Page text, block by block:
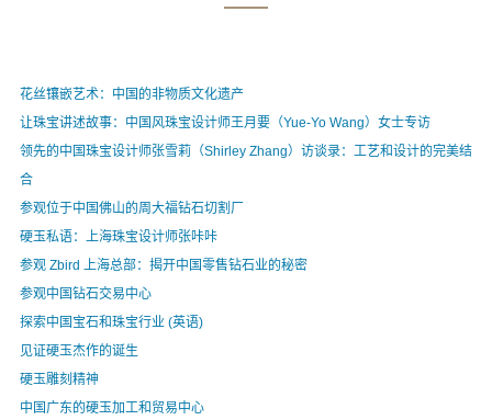
花丝镶嵌艺术：中国的非物质文化遗产
让珠宝讲述故事：中国风珠宝设计师王月要（Yue-Yo Wang）女士专访
领先的中国珠宝设计师张雪莉（Shirley Zhang）访谈录：工艺和设计的完美结
合
参观位于中国佛山的周大福钻石切割厂
硬玉私语：上海珠宝设计师张咔咔
参观 Zbird 上海总部：揭开中国零售钻石业的秘密
参观中国钻石交易中心
探索中国宝石和珠宝行业 (英语)
见证硬玉杰作的诞生
硬玉雕刻精神
中国广东的硬玉加工和贸易中心